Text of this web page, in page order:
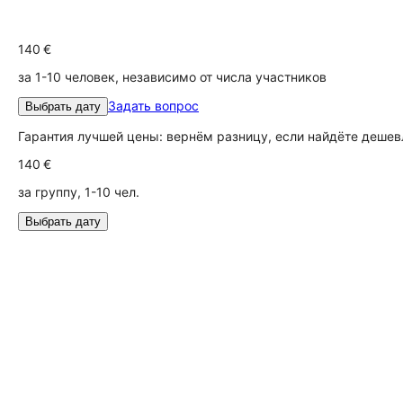
140 €
за 1-10 человек, независимо от числа участников
Выбрать дату Задать вопрос
Гарантия лучшей цены: вернём разницу, если найдёте
140 €
за группу, 1-10 чел.
Выбрать дату